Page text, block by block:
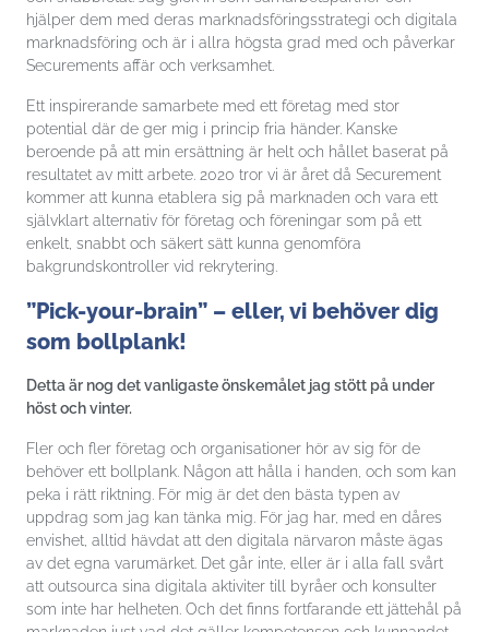
hjälper dem med deras marknadsföringsstrategi och digitala
marknadsföring och är i allra högsta grad med och påverkar
Securements affär och verksamhet.
Ett inspirerande samarbete med ett företag med stor
potential där de ger mig i princip fria händer. Kanske
beroende på att min ersättning är helt och hållet baserat på
resultatet av mitt arbete. 2020 tror vi är året då Securement
kommer att kunna etablera sig på marknaden och vara ett
självklart alternativ för företag och föreningar som på ett
enkelt, snabbt och säkert sätt kunna genomföra
bakgrundskontroller vid rekrytering.
”Pick-your-brain” – eller, vi behöver dig
som bollplank!
Detta är nog det vanligaste önskemålet jag stött på under
höst och vinter.
Fler och fler företag och organisationer hör av sig för de
behöver ett bollplank. Någon att hålla i handen, och som kan
peka i rätt riktning. För mig är det den bästa typen av
uppdrag som jag kan tänka mig. För jag har, med en dåres
envishet, alltid hävdat att den digitala närvaron måste ägas
av det egna varumärket. Det går inte, eller är i alla fall svårt
att outsourca sina digitala aktiviter till byråer och konsulter
som inte har helheten. Och det finns fortfarande ett jättehål på